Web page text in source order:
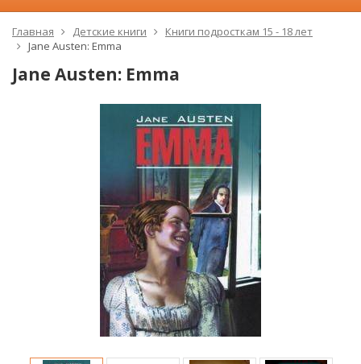
Главная Детские книги
Книги подросткам 15 - 18 лет
Jane Austen: Emma
Jane Austen: Emma